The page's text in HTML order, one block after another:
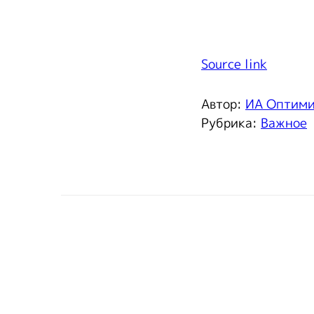
Source link
Автор: ИА
Рубрика: Важное